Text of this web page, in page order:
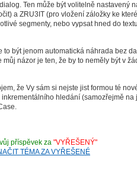
Ten může být volitelně nastavený
a ZRU3IT (pro vložení záložky ke
segmenty, nebo vypsat hned do
být jenom automatická náhrada bez
názor je ten, že by to neměly být v
že Vy sám si nejste jist formou té
hledání (samozřejmě
příspěvek za "VYŘEŠENÝ"
TÉMA ZA VYŘEŠENÉ